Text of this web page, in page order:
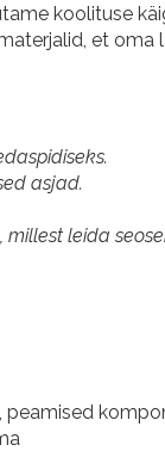
koolituse
et oma
asjad.
leida
peamised